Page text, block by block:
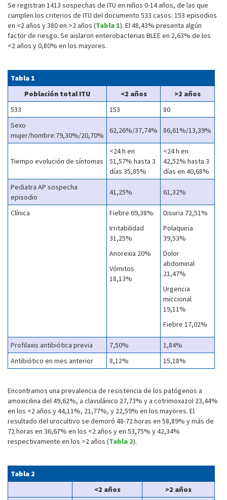
Se registran 1413 sospechas de ITU en niños 0-14 años, de las que
cumplen los criterios de ITU del documento 533 casos: 153 episodios
en <2 años y 380 en >2 años (Tabla 1). El 48,43% presenta algún
factor de riesgo. Se aislaron enterobacterias BLEE en 2,63% de los
<2 años y 0,80% en los mayores.
Tabla 1
Población total ITU
<2 años
>2 años
533
153
80
Sexo
mujer/hombre:79,30%/20,70%
62,26%/37,74% 86,61%/13,39%
Tiempo evolución de síntomas
<24 h en
51,57% hasta 3
días 35,85%
<24 h en
42,52% hasta 3
días en 40,68%
Pediatra AP sospecha
episodio
41,25% 61,32%
Clínica
Fiebre 69,38%
Irritabilidad
31,25%
Anorexia 20%
Vómitos
18,13%
Disuria 72,51%
Polaquiria
39,53%
Dolor
abdominal
21,47%
Urgencia
miccional
19,11%
Fiebre 17,02%
Profilaxis antibiótica previa 7,50%
1,84%
Antibiótico en mes anterior
8,12% 15,18%
Encontramos una prevalencia de resistencia de los patógenos a
amoxicilina del 49,62%, a clavulánico 27,73% y a cotrimoxazol 23,44%
en los <2 años y 44,11%, 21,77%, y 22,59% en los mayores. El
resultado del urocultivo se demoró 48-72 horas en 58,89% y más de
72 horas en 36,67% en los <2 años y en 53,75% y 42,34%
respectivamente en los >2 años (Tabla 2).
Tabla 2
<2 años
>2 años